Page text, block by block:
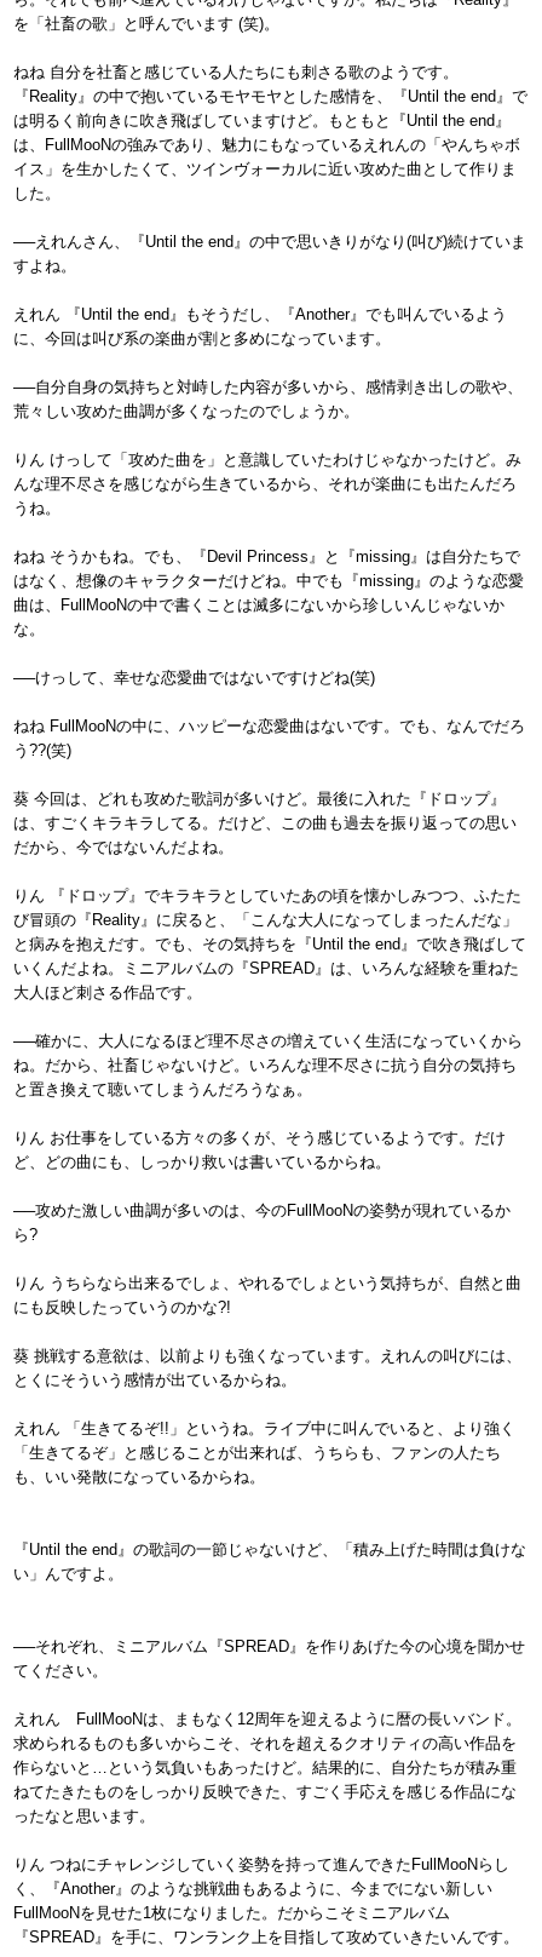
を「社畜の歌」と呼んでいます (笑)。
ねね 自分を社畜と感じている人たちにも刺さる歌のようです。
『Reality』の中で抱いているモヤモヤとした感情を、『Until the end』で
は明るく前向きに吹き飛ばしていますけど。もともと『Until the end』
は、FullMooNの強みであり、魅力にもなっているえれんの「やんちゃボ
イス」を生かしたくて、ツインヴォーカルに近い攻めた曲として作りま
した。
──えれんさん、『Until the end』の中で思いきりがなり(叫び)続けていま
すよね。
えれん 『Until the end』もそうだし、『Another』でも叫んでいるよう
に、今回は叫び系の楽曲が割と多めになっています。
──自分自身の気持ちと対峙した内容が多いから、感情剥き出しの歌や、
荒々しい攻めた曲調が多くなったのでしょうか。
りん けっして「攻めた曲を」と意識していたわけじゃなかったけど。み
んな理不尽さを感じながら生きているから、それが楽曲にも出たんだろ
うね。
ねね そうかもね。でも、『Devil Princess』と『missing』は自分たちで
はなく、想像のキャラクターだけどね。中でも『missing』のような恋愛
曲は、FullMooNの中で書くことは滅多にないから珍しいんじゃないか
な。
──けっして、幸せな恋愛曲ではないですけどね(笑)
ねね FullMooNの中に、ハッピーな恋愛曲はないです。でも、なんでだろ
う??(笑)
葵 今回は、どれも攻めた歌詞が多いけど。最後に入れた『ドロップ』
は、すごくキラキラしてる。だけど、この曲も過去を振り返っての思い
だから、今ではないんだよね。
りん 『ドロップ』でキラキラとしていたあの頃を懐かしみつつ、ふたた
び冒頭の『Reality』に戻ると、「こんな大人になってしまったんだな」
と病みを抱えだす。でも、その気持ちを『Until the end』で吹き飛ばして
いくんだよね。ミニアルバムの『SPREAD』は、いろんな経験を重ねた
大人ほど刺さる作品です。
──確かに、大人になるほど理不尽さの増えていく生活になっていくから
ね。だから、社畜じゃないけど。いろんな理不尽さに抗う自分の気持ち
と置き換えて聴いてしまうんだろうなぁ。
りん お仕事をしている方々の多くが、そう感じているようです。だけ
ど、どの曲にも、しっかり救いは書いているからね。
──攻めた激しい曲調が多いのは、今のFullMooNの姿勢が現れているか
ら?
りん うちらなら出来るでしょ、やれるでしょという気持ちが、自然と曲
にも反映したっていうのかな?!
葵 挑戦する意欲は、以前よりも強くなっています。えれんの叫びには、
とくにそういう感情が出ているからね。
えれん 「生きてるぞ!!」というね。ライブ中に叫んでいると、より強く
「生きてるぞ」と感じることが出来れば、うちらも、ファンの人たち
も、いい発散になっているからね。
『Until the end』の歌詞の一節じゃないけど、「積み上げた時間は負けな
い」んですよ。
──それぞれ、ミニアルバム『SPREAD』を作りあげた今の心境を聞かせ
てください。
えれん FullMooNは、まもなく12周年を迎えるように暦の長いバンド。
求められるものも多いからこそ、それを超えるクオリティの高い作品を
作らないと…という気負いもあったけど。結果的に、自分たちが積み重
ねてたきたものをしっかり反映できた、すごく手応えを感じる作品にな
ったなと思います。
りん つねにチャレンジしていく姿勢を持って進んできたFullMooNらし
く、『Another』のような挑戦曲もあるように、今までにない新しい
FullMooNを見せた1枚になりました。だからこそミニアルバム
『SPREAD』を手に、ワンランク上を目指して攻めていきたいんです。